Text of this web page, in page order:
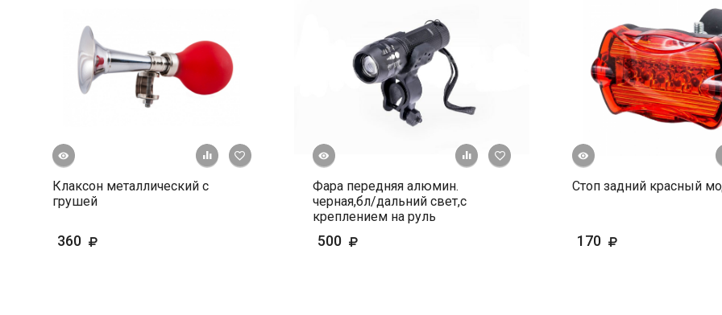
+ К сравнению
В избранное
Клаксон металлический с
грушей
360
+ К сравнению
В избранное
Быстрый просмотр
Фара передняя алюмин.
черная,бл/дальний свет,с
креплением на руль
500
Быстрый просмотр
Стоп задний красный
170